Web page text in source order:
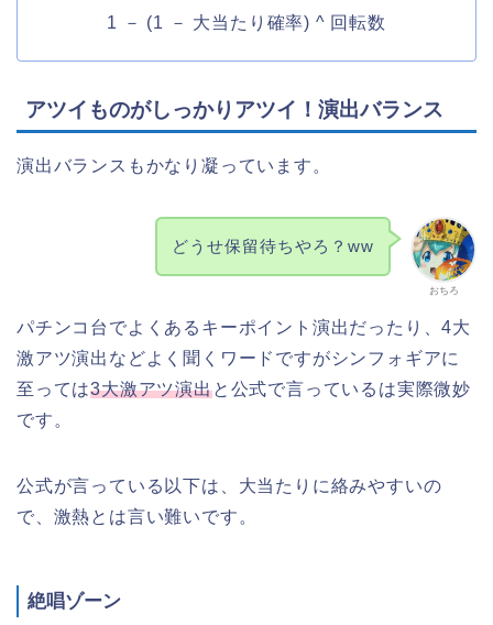
1 － (1 － 大当たり確率) ^ 回転数
アツイものがしっかりアツイ！演出バランス
演出バランスもかなり凝っています。
おちろ
どうせ保留待ちやろ？ww
パチンコ台でよくあるキーポイント演出だったり、4大
激アツ演出などよく聞くワードですがシンフォギアに
至っては3大激アツ演出と公式で言っているは実際微妙
です。
公式が言っている以下は、大当たりに絡みやすいの
で、激熱とは言い難いです。
絶唱ゾーン